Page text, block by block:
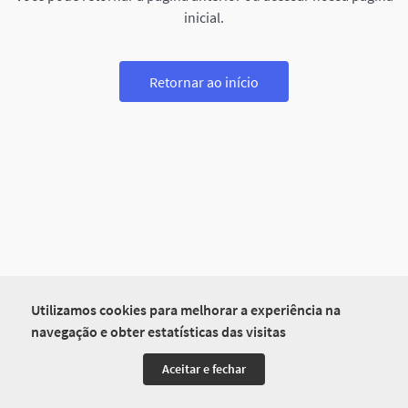
Utilizamos cookies para melhorar a experiência na
navegação e obter estatísticas das visitas
Aceitar e fechar
inicial.
Retornar ao início